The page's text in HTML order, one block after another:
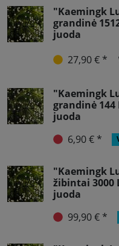
"Kaemingk
grandinė
juoda
27,90 € *
"Kaemingk
grandinė
juoda
6,90 € *
"Kaemingk
žibintai 3000
juoda
99,90 € *